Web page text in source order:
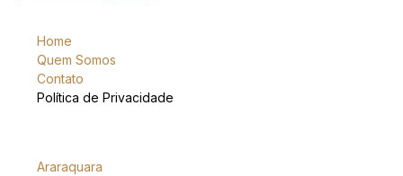
Home
Quem Somos
Contato
Política de Privacidade
Araraquara